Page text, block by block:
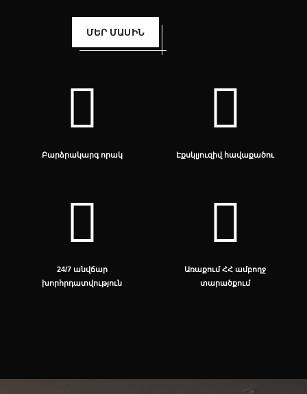
ՄԵՐ ՄԱՍԻՆ
Բարձրակարգ որակ Էքսկլյուզիվ հավաքածու
24/7 անվճար
խորհրդատվություն
Առաքում ՀՀ ամբողջ
տարածքում